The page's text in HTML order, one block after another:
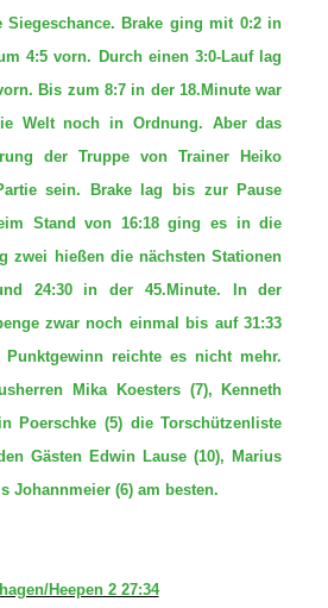
Siegeschance. Brake ging mit 0:2 in
4:5 vorn. Durch einen 3:0-Lauf lag
Bis zum 8:7 in der 18.Minute war
Welt noch in Ordnung. Aber das
der Truppe von Trainer Heiko
sein. Brake lag bis zur Pause
Stand von 16:18 ging es in die
zwei hießen die nächsten Stationen
24:30 in der 45.Minute. In der
zwar noch einmal bis auf 31:33
Punktgewinn reichte es nicht mehr.
Mika Koesters (7), Kenneth
Poerschke (5) die Torschützenliste
Gästen Edwin Lause (10), Marius
Johannmeier (6) am besten.
Heepen 2 27:34